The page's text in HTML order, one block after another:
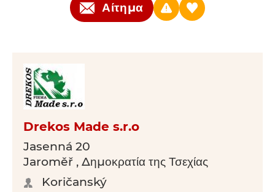
Αίτημα
Drekos Made s.r.o
Jasenná 20
Jaroměř , Δημοκρατία της Τσεχίας
Koričanský